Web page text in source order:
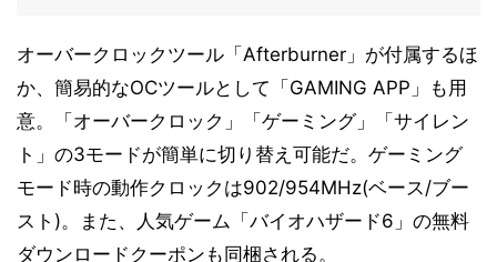
オーバークロックツール「Afterburner」が付属するほ
か、簡易的なOCツールとして「GAMING APP」も用
意。「オーバークロック」「ゲーミング」「サイレン
ト」の3モードが簡単に切り替え可能だ。ゲーミング
モード時の動作クロックは902/954MHz(ベース/ブー
スト)。また、人気ゲーム「バイオハザード6」の無料
ダウンロードクーポンも同梱される。